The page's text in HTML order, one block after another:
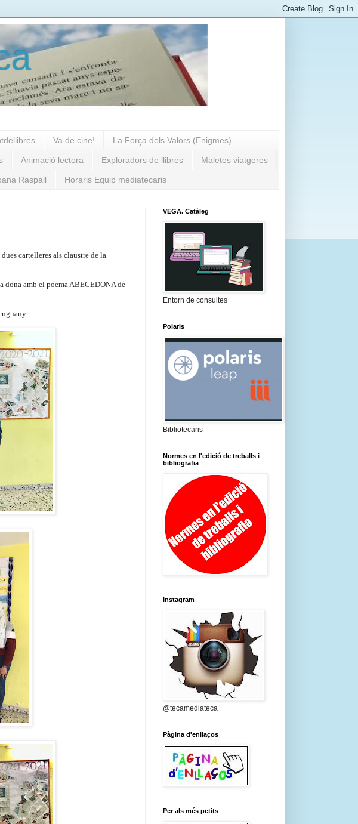
Va de cine! La Força dels Valors (Enigmes)
Animació lectora Exploradors de llibres Maletes viatgeres
Raspall Horaris Equip mediatecaris
cartelleres als claustre de la
dona amb el poema ABECEDONA de
VEGA. Catàleg
Entorn de consultes
Polaris
Bibliotecaris
Normes en l'edició de treballs i
bibliografia
Instagram
@tecamediateca
Pàgina d'enllaços
Per als més petits